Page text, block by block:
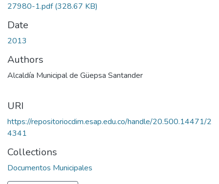
27980-1.pdf(328.67 KB)
Date
2013
Authors
Alcaldía Municipal de Güepsa Santander
URI
https://repositoriocdim.esap.edu.co/handle/20.500.14471/2
4341
Collections
Documentos Municipales